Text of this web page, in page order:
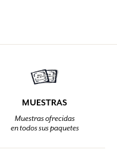
MUESTRAS
Muestras ofrecidas
en todos sus paquetes